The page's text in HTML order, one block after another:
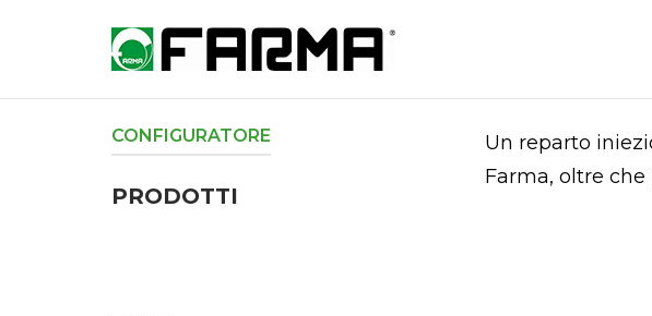
Home
Un reparto
Farma, oltre
CONFIGURATORE
PRODOTTI